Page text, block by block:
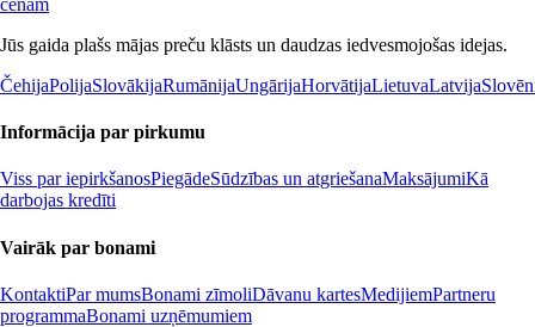
cenām
Jūs gaida plašs mājas preču klāsts un daudzas iedvesmojošas idejas.
ČehijaPolijaSlovākijaRumānijaUngārijaHorvātijaLietuvaLatvija
Informācija par pirkumu
Viss par iepirkšanosPiegādeSūdzības un atgriešanaMaksājumiKā
darbojas kredīti
Vairāk par bonami
KontaktiPar mumsBonami zīmoliDāvanu kartesMedijiemPartneru
programmaBonami uzņēmumiem